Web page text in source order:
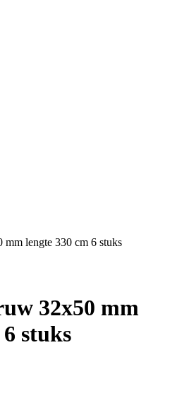
lengte 330 cm 6 stuks
32x50 mm
stuks